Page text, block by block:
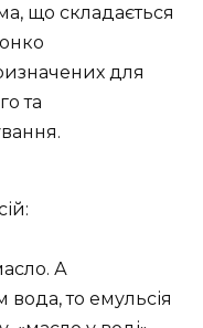
що складається
для
та
А
то емульсія